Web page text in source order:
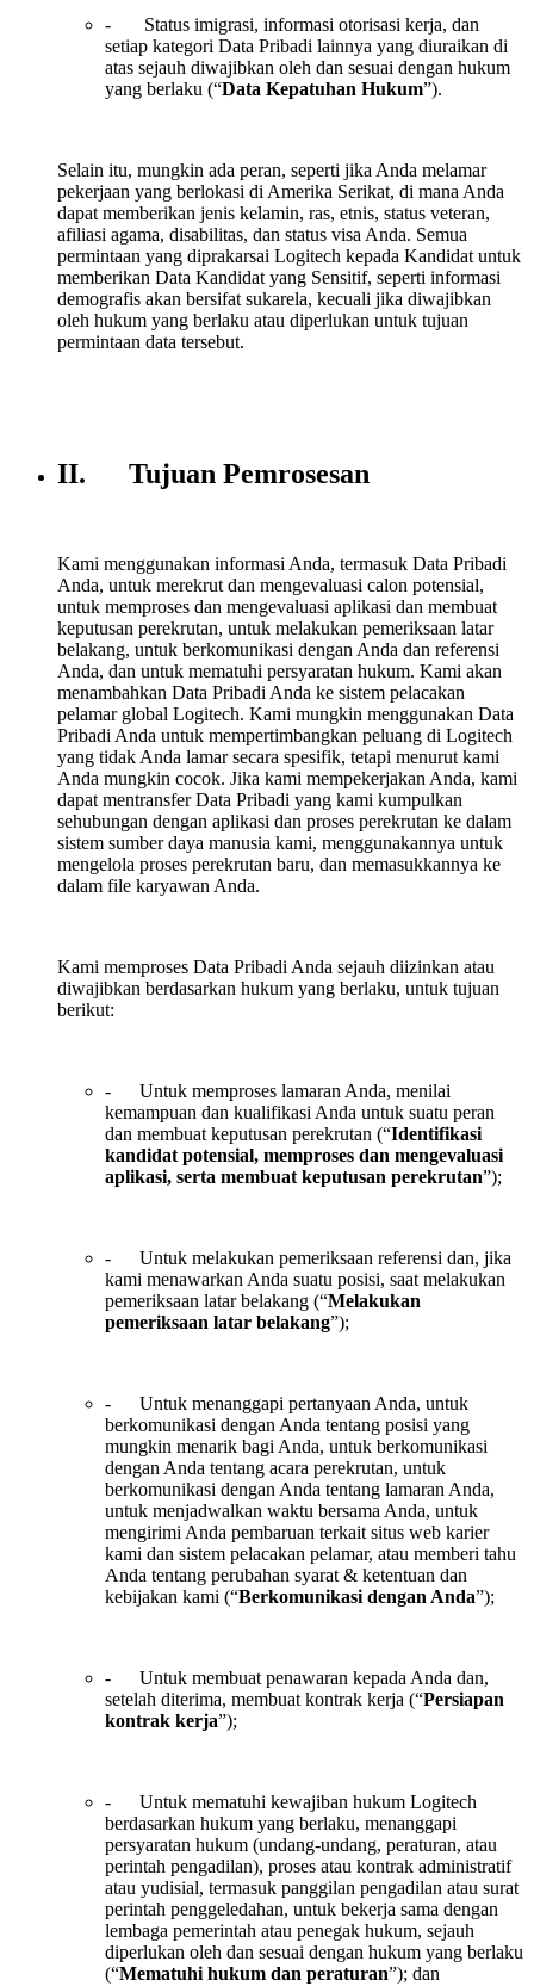
- Status imigrasi, informasi otorisasi kerja, dan
setiap kategori Data Pribadi lainnya yang diuraikan di
atas sejauh diwajibkan oleh dan sesuai dengan hukum
yang berlaku (“Data Kepatuhan Hukum”).
Selain itu, mungkin ada peran, seperti jika Anda melamar
pekerjaan yang berlokasi di Amerika Serikat, di mana Anda
dapat memberikan jenis kelamin, ras, etnis, status veteran,
afiliasi agama, disabilitas, dan status visa Anda. Semua
permintaan yang diprakarsai Logitech kepada Kandidat untuk
memberikan Data Kandidat yang Sensitif, seperti informasi
demografis akan bersifat sukarela, kecuali jika diwajibkan
oleh hukum yang berlaku atau diperlukan untuk tujuan
permintaan data tersebut.
II. Tujuan Pemrosesan
Kami menggunakan informasi Anda, termasuk Data Pribadi
Anda, untuk merekrut dan mengevaluasi calon potensial,
untuk memproses dan mengevaluasi aplikasi dan membuat
keputusan perekrutan, untuk melakukan pemeriksaan latar
belakang, untuk berkomunikasi dengan Anda dan referensi
Anda, dan untuk mematuhi persyaratan hukum. Kami akan
menambahkan Data Pribadi Anda ke sistem pelacakan
pelamar global Logitech. Kami mungkin menggunakan Data
Pribadi Anda untuk mempertimbangkan peluang di Logitech
yang tidak Anda lamar secara spesifik, tetapi menurut kami
Anda mungkin cocok. Jika kami mempekerjakan Anda, kami
dapat mentransfer Data Pribadi yang kami kumpulkan
sehubungan dengan aplikasi dan proses perekrutan ke dalam
sistem sumber daya manusia kami, menggunakannya untuk
mengelola proses perekrutan baru, dan memasukkannya ke
dalam file karyawan Anda.
Kami memproses Data Pribadi Anda sejauh diizinkan atau
diwajibkan berdasarkan hukum yang berlaku, untuk tujuan
berikut:
- Untuk memproses lamaran Anda, menilai
kemampuan dan kualifikasi Anda untuk suatu peran
dan membuat keputusan perekrutan (“Identifikasi
kandidat potensial, memproses dan mengevaluasi
aplikasi, serta membuat keputusan perekrutan”);
- Untuk melakukan pemeriksaan referensi dan, jika
kami menawarkan Anda suatu posisi, saat melakukan
pemeriksaan latar belakang (“Melakukan
pemeriksaan latar belakang”);
- Untuk menanggapi pertanyaan Anda, untuk
berkomunikasi dengan Anda tentang posisi yang
mungkin menarik bagi Anda, untuk berkomunikasi
dengan Anda tentang acara perekrutan, untuk
berkomunikasi dengan Anda tentang lamaran Anda,
untuk menjadwalkan waktu bersama Anda, untuk
mengirimi Anda pembaruan terkait situs web karier
kami dan sistem pelacakan pelamar, atau memberi tahu
Anda tentang perubahan syarat & ketentuan dan
kebijakan kami (“Berkomunikasi dengan Anda”);
- Untuk membuat penawaran kepada Anda dan,
setelah diterima, membuat kontrak kerja (“Persiapan
kontrak kerja”);
- Untuk mematuhi kewajiban hukum Logitech
berdasarkan hukum yang berlaku, menanggapi
persyaratan hukum (undang-undang, peraturan, atau
perintah pengadilan), proses atau kontrak administratif
atau yudisial, termasuk panggilan pengadilan atau surat
perintah penggeledahan, untuk bekerja sama dengan
lembaga pemerintah atau penegak hukum, sejauh
diperlukan oleh dan sesuai dengan hukum yang berlaku
(“Mematuhi hukum dan peraturan”); dan